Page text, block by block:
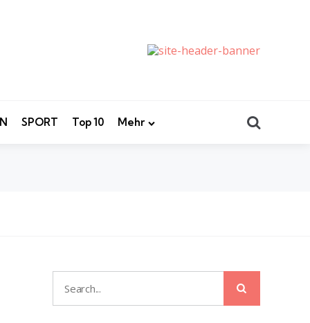
SPORT Top 10 Mehr
Search
for: